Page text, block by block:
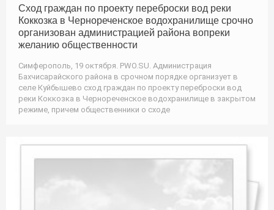
Сход граждан по проекту переброски вод реки
Коккозка в Чернореченское водохранилище срочно
организован администрацией района вопреки
желанию общественности
Симферополь, 19 октября. PWO.SU. Администрация
Бахчисарайского района в срочном порядке организует в
селе Куйбышево сход граждан по проекту переброски вод
реки Коккозка в Чернореченское водохранилище в закрытом
режиме, причем общественники о сходе